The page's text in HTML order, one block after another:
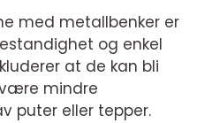
med metallbenker er
og enkel
at de kan bli
mindre
puter eller tepper.